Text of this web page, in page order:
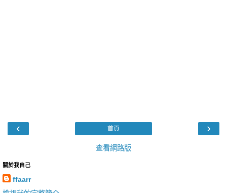
‹ ›
首頁
查看網路版
關於我自己
ffaarr